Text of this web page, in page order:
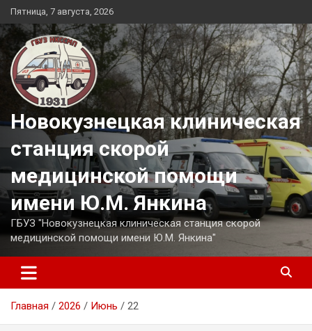
Перейти
к
содержимому
Пятница, 7 августа, 2026
Новокузнецкая клиническая
станция скорой
медицинской помощи
имени Ю.М. Янкина
ГБУЗ "Новокузнецкая клиническая станция скорой
медицинской помощи имени Ю.М. Янкина"
Главная 2026 Июнь 22